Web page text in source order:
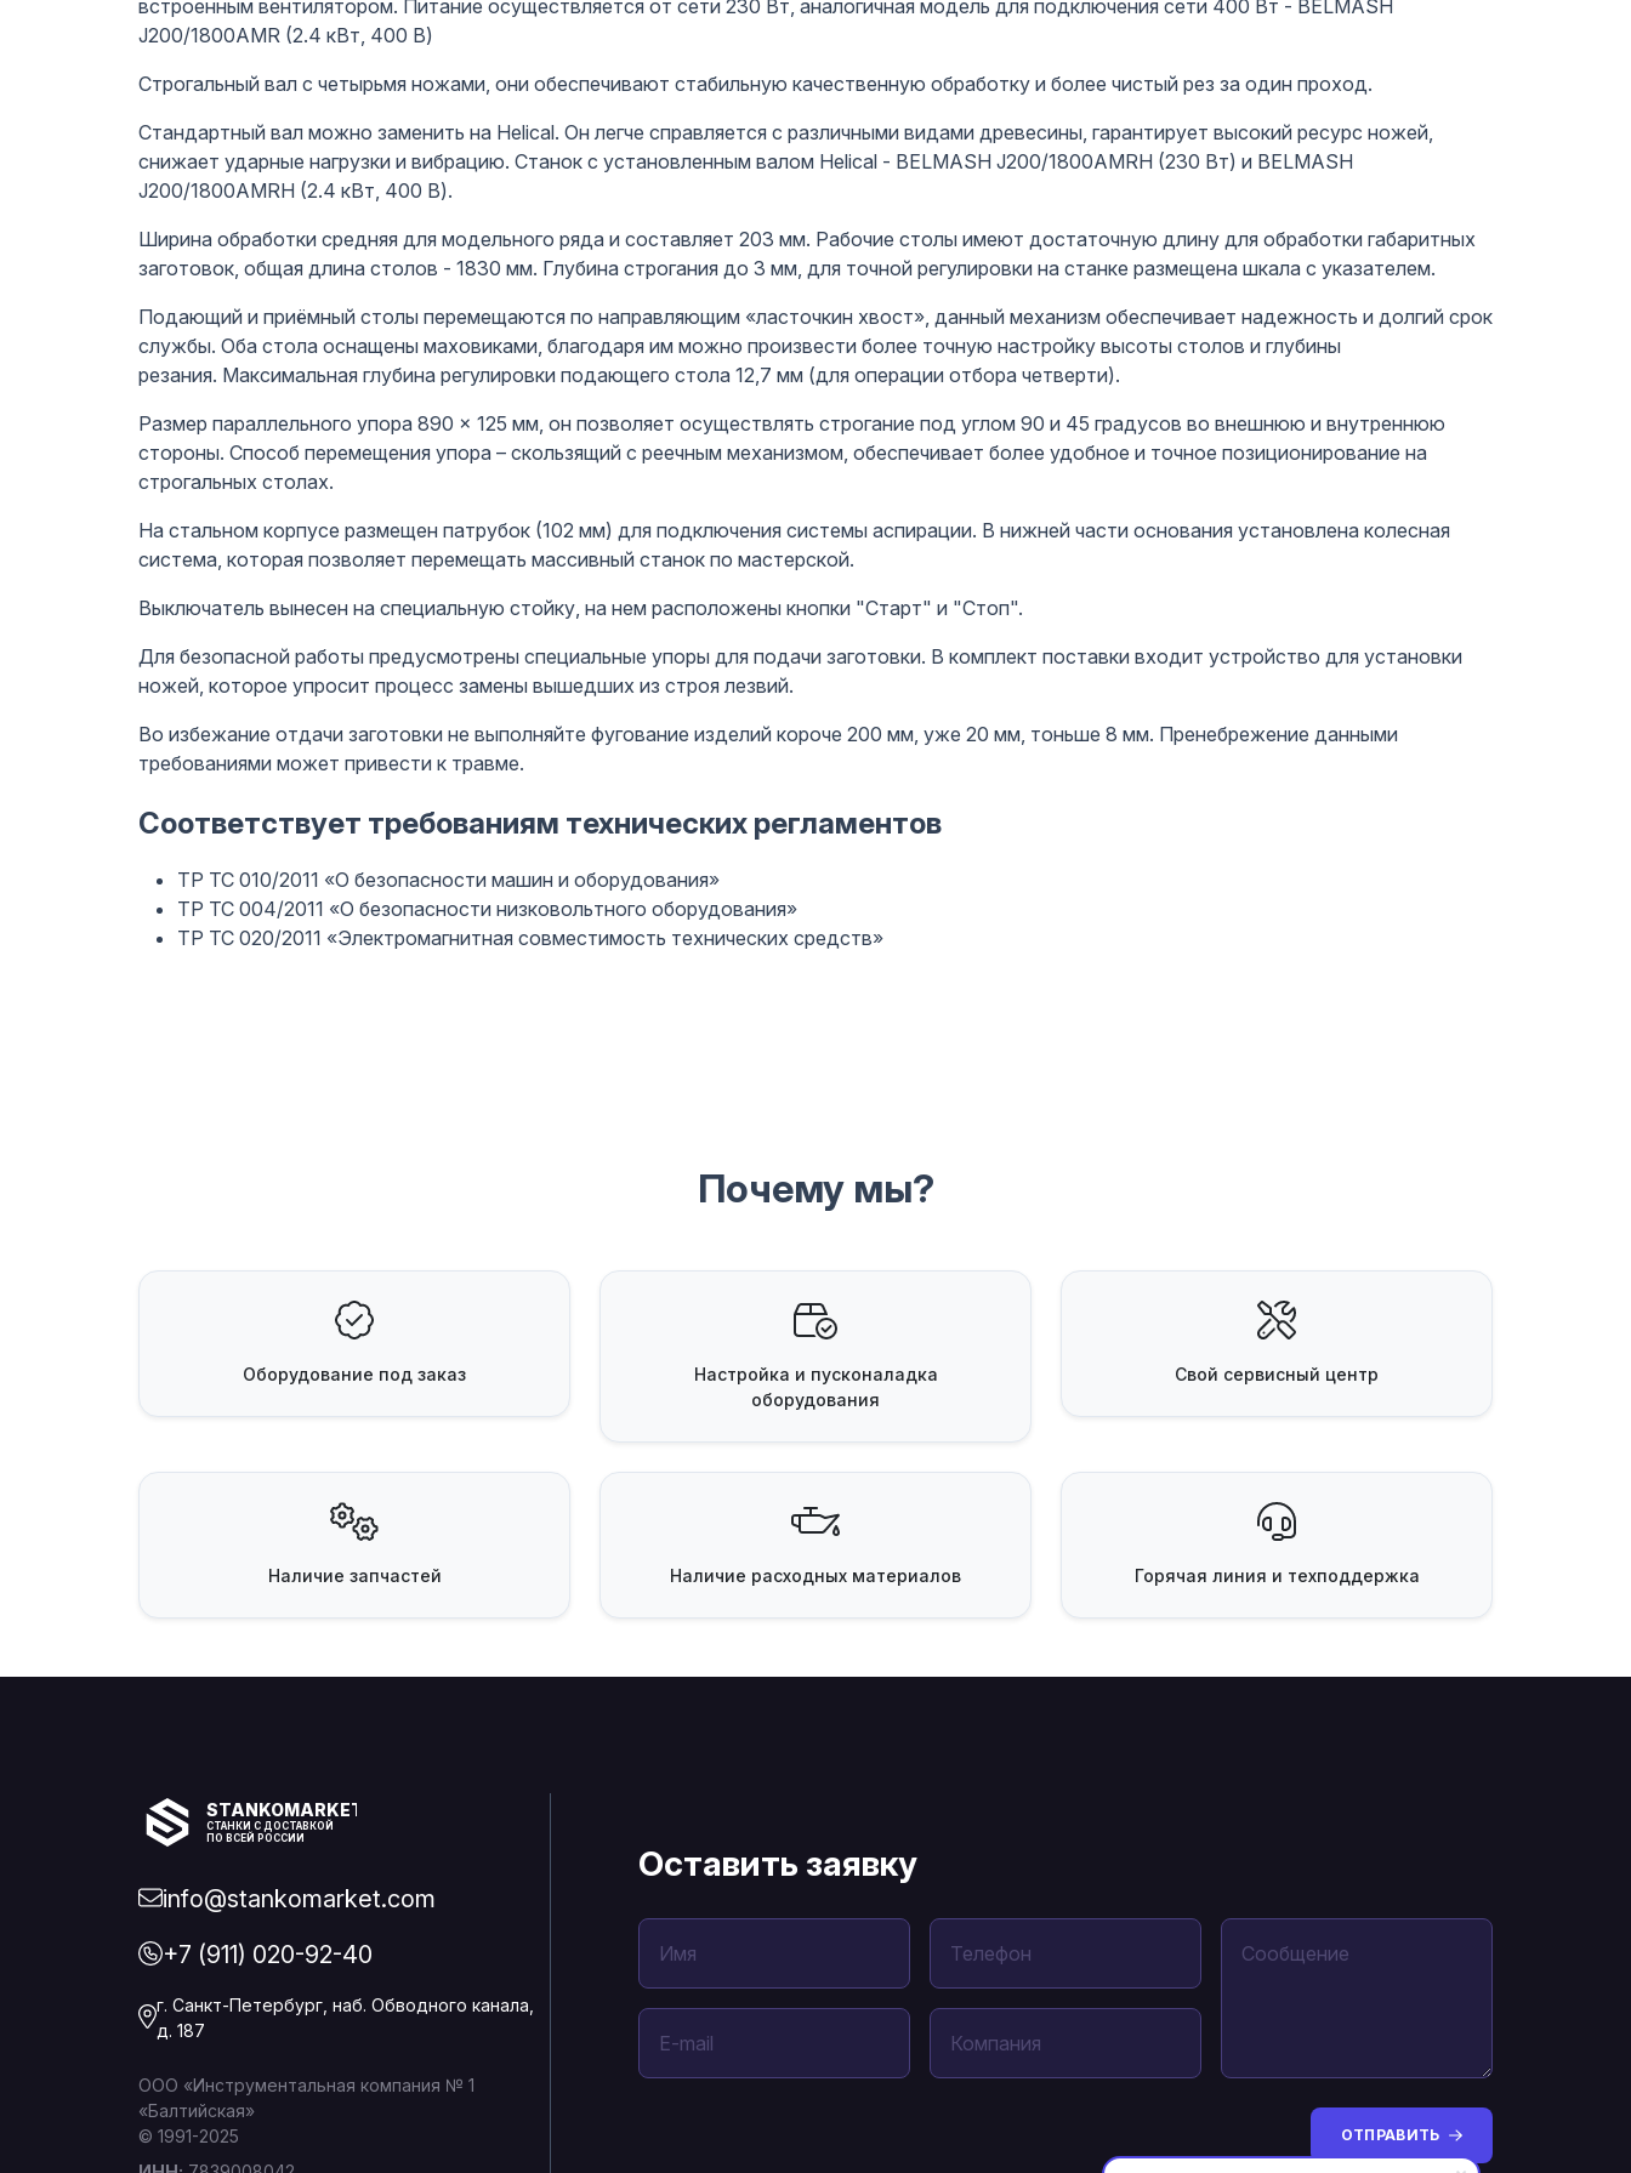
встроенным вентилятором. Питание осуществляется от сети 230 Вт, аналогичная модель для подключения сети 400 Вт - BELMASH
J200/1800AMR (2.4 кВт, 400 В)
Строгальный вал с четырьмя ножами, они обеспечивают стабильную качественную обработку и более чистый рез за один проход.
Стандартный вал можно заменить на Helical. Он легче справляется с различными видами древесины, гарантирует высокий ресурс ножей,
снижает ударные нагрузки и вибрацию. Станок с установленным валом Helical - BELMASH J200/1800AMRH (230 Вт) и BELMASH
J200/1800AMRH (2.4 кВт, 400 В).
Ширина обработки средняя для модельного ряда и составляет 203 мм. Рабочие столы имеют достаточную длину для обработки габаритных
заготовок, общая длина столов - 1830 мм. Глубина строгания до 3 мм, для точной регулировки на станке размещена шкала с указателем.
Подающий и приёмный столы перемещаются по направляющим «ласточкин хвост», данный механизм обеспечивает надежность и долгий срок
службы. Оба стола оснащены маховиками, благодаря им можно произвести более точную настройку высоты столов и глубины
резания. Максимальная глубина регулировки подающего стола 12,7 мм (для операции отбора четверти).
Размер параллельного упора 890 × 125 мм, он позволяет осуществлять строгание под углом 90 и 45 градусов во внешнюю и внутреннюю
стороны. Способ перемещения упора – скользящий с реечным механизмом, обеспечивает более удобное и точное позиционирование на
строгальных столах.
На стальном корпусе размещен патрубок (102 мм) для подключения системы аспирации. В нижней части основания установлена колесная
система, которая позволяет перемещать массивный станок по мастерской.
Выключатель вынесен на специальную стойку, на нем расположены кнопки "Старт" и "Стоп".
Для безопасной работы предусмотрены специальные упоры для подачи заготовки. В комплект поставки входит устройство для установки
ножей, которое упросит процесс замены вышедших из строя лезвий.
Во избежание отдачи заготовки не выполняйте фугование изделий короче 200 мм, уже 20 мм, тоньше 8 мм. Пренебрежение данными
требованиями может привести к травме.
Соответствует требованиям технических регламентов
ТР ТС 010/2011 «О безопасности машин и оборудования»
ТР ТС 004/2011 «О безопасности низковольтного оборудования»
ТР ТС 020/2011 «Электромагнитная совместимость технических средств»
Почему мы?
Оборудование под заказ
Настройка и пусконаладка
оборудования
Свой сервисный центр
Наличие запчастей Наличие расходных материалов Горячая линия и техподдержка
STANKOMARKET
СТАНКИ С ДОСТАВКОЙ
ПО ВСЕЙ РОССИИ
info@stankomarket.com
+7 (911) 020-92-40
г. Санкт-Петербург, наб. Обводного канала,
д. 187
ООО «Инструментальная компания № 1
«Балтийская»
© 1991-2025
Оставить заявку
ОТПРАВИТЬ